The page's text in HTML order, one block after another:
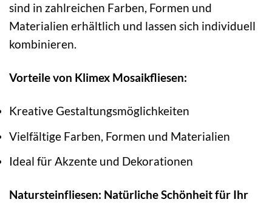
sind in zahlreichen Farben, Formen und
Materialien erhältlich und lassen sich individuell
kombinieren.
Vorteile von Klimex Mosaikfliesen:
Kreative Gestaltungsmöglichkeiten
Vielfältige Farben, Formen und Materialien
Ideal für Akzente und Dekorationen
Natursteinfliesen: Natürliche Schönheit für Ihr